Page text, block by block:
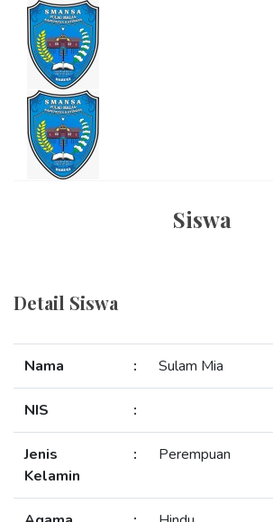
Siswa
Detail Siswa
Nama : Sulam Mia
NIS :
Jenis
Kelamin
: Perempuan